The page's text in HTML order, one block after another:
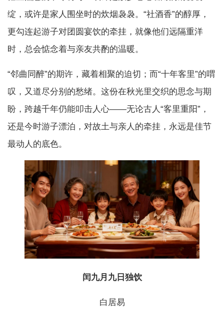
绽，或许是家人围坐时的炊烟袅袅。“社酒香”的醇厚，
更勾连起游子对团圆宴饮的牵挂，就像他们远隔重洋
时，总会惦念着与亲友共酌的温暖。
“邻曲同醉”的期许，藏着相聚的迫切；而“十年客里”的喟
叹，又道尽分别的愁绪。这份在秋光里交织的思念与期
盼，跨越千年仍能叩击人心——无论古人“客里重阳”，
还是今时游子漂泊，对故土与亲人的牵挂，永远是佳节
最动人的底色。
闰九月九日独饮
白居易